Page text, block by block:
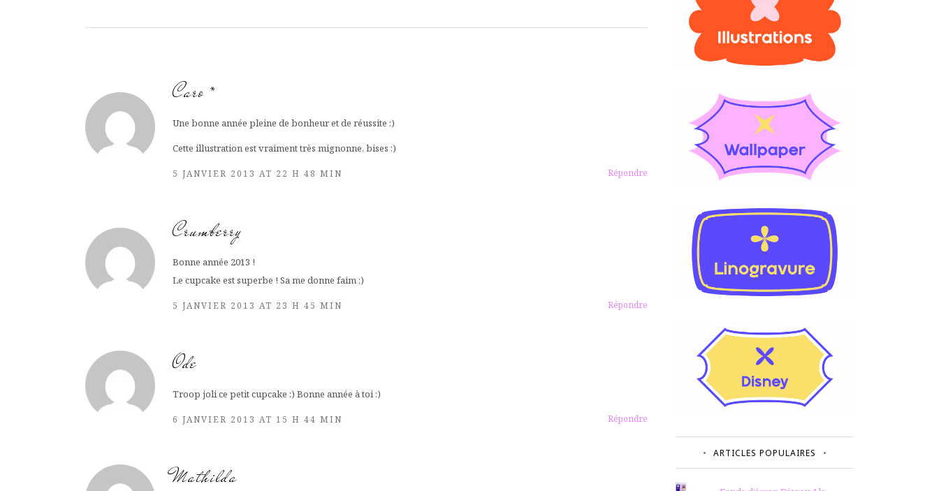
Caro *
Une bonne année pleine de bonheur et de réussite :)
Cette illustration est vraiment très mignonne, bises :)
5 JANVIER 2013 AT 22 H 48 MIN Répondre
Crumberry
Bonne année 2013 !
Le cupcake est superbe ! Sa me donne faim ;)
5 JANVIER 2013 AT 23 H 45 MIN Répondre
Ode
Troop joli ce petit cupcake :) Bonne année à toi :)
6 JANVIER 2013 AT 15 H 44 MIN Répondre
Mathilda
ARTICLES POPULAIRES